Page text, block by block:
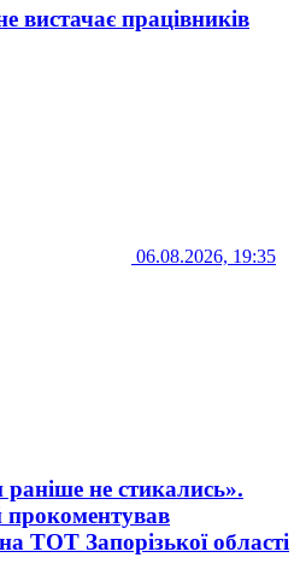
вистачає працівників
06.08.2026, 19:35
не стикались».
ТОТ Запорізької області